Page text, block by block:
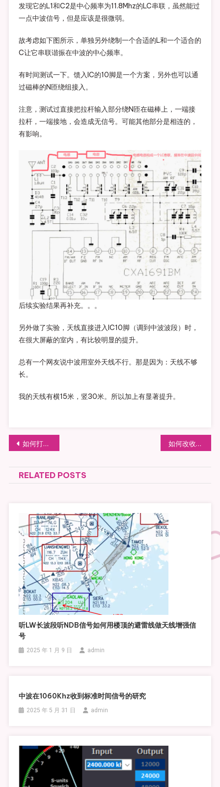
发现它的L1和C2是中心频率为11.8Mhz的LC串联，虽然能过
一点中波信号，但是应该是很微弱。
故考虑如下图所示，单独另外绕制一个合适的L和一个适合的
C让它串联谐振在中波的中心频率。
有时间测试一下。馈入IC的10脚是一个方案，另外也可以通
过磁棒的N匝绕组接入。
注意，测试过直接把拉杆输入部分绕N匝在磁棒上，一端接
拉杆，一端接地，会造成无信号。可能其他部分是相连的，
有影响。
后续实验结果再补充。。。
另外做了实验，天线直接进入IC10脚（调到中波波段）时，
在很大屏蔽的室内，有比较明显的提升。
总有一个网友说中波用室外天线不行。那是因为：天线不够
长。
我的天线有横15米，竖30米。所以加上有显著提升。
文章导航
如何打开德生收音机电池盖 如何改收音机成为航空波段收音机
RELATED POSTS
听LW长波段听NDB信号如何用楼顶的避雷线做天线增强信
号
2025 年 1 月 9 日 admin
中波在1060Khz收到标准时间信号的研究
2025 年 5 月 31 日 admin